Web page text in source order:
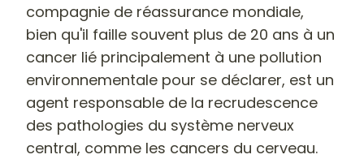
compagnie de réassurance mondiale,
bien qu'il faille souvent plus de 20 ans à un
cancer lié principalement à une pollution
environnementale pour se déclarer, est un
agent responsable de la recrudescence
des pathologies du système nerveux
central, comme les cancers du cerveau.